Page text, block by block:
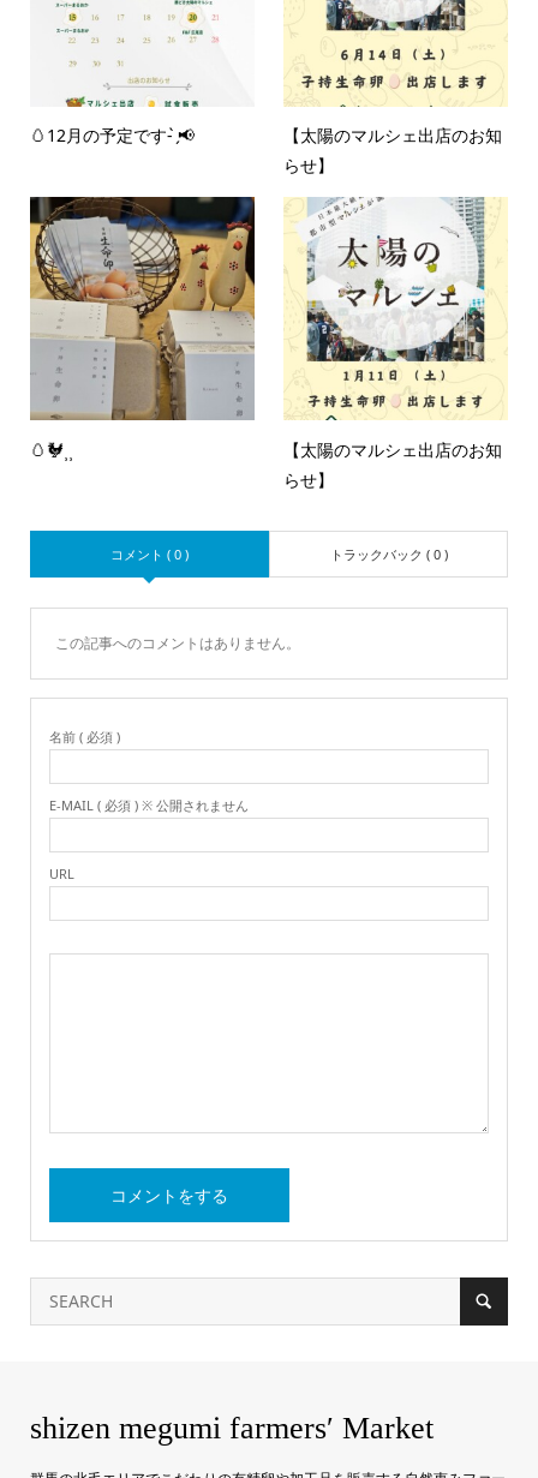
🥚12月の予定です- ̗̀📢
【太陽のマルシェ出店のお知
らせ‪】‪
🥚🐓⸒⸒
【太陽のマルシェ出店のお知
らせ‪】‪
コメント ( 0 ) トラックバック ( 0 )
この記事へのコメントはありません。
名前 ( 必須 )
E-MAIL ( 必須 ) ※ 公開されません
URL
shizen megumi farmers′ Market